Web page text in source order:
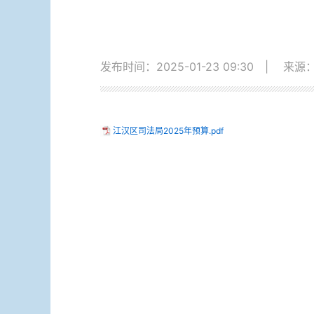
发布时间：2025-01-23 09:30 来源
江汉区司法局2025年预算.pdf